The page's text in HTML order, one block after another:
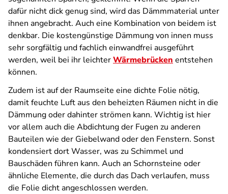
dafür nicht dick genug sind, wird das Dämmmaterial unter
ihnen angebracht. Auch eine Kombination von beidem ist
denkbar. Die kostengünstige Dämmung von innen muss
sehr sorgfältig und fachlich einwandfrei ausgeführt
werden, weil bei ihr leichterWärmebrücken entstehen
können.
Zudem ist auf der Raumseite eine dichte Folie nötig,
damit feuchte Luft aus den beheizten Räumen nicht in die
Dämmung oder dahinter strömen kann. Wichtig ist hier
vor allem auch die Abdichtung der Fugen zu anderen
Bauteilen wie der Giebelwand oder den Fenstern. Sonst
kondensiert dort Wasser, was zu Schimmel und
Bauschäden führen kann. Auch an Schornsteine oder
ähnliche Elemente, die durch das Dach verlaufen, muss
die Folie dicht angeschlossen werden.